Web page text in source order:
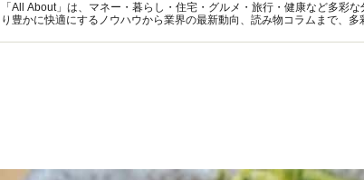
「All About」は、マネー・暮らし・住宅・グルメ・旅行・健康など多彩
り豊かに快適にするノウハウから業界の最新動向、読み物コラムまで、